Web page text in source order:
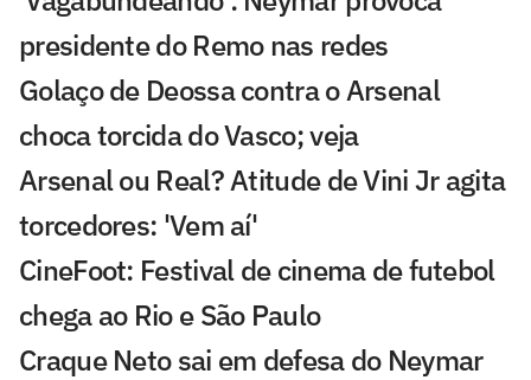
presidente do Remo nas redes
Golaço de Deossa contra o Arsenal
choca torcida do Vasco; veja
Arsenal ou Real? Atitude de Vini Jr agita
torcedores: 'Vem aí'
CineFoot: Festival de cinema de futebol
chega ao Rio e São Paulo
Craque Neto sai em defesa do Neymar